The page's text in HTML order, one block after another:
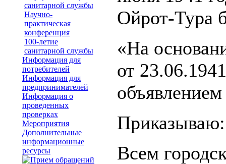
санитарной службы
Научно-
практическая
конференция
100-летие
санитарной службы
Информация для
потребителей
Информация для
предпринимателей
Информация о
проведенных
проверках
Мероприятия
Дополнительные
информационные
ресурсы
Ойрот-Тура
«На
от
Приказываю:
Всем